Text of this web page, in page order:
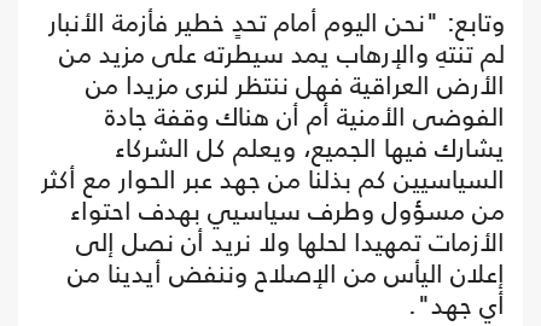
وتابع: "نحن اليوم أمام تحدٍ خطير فأزمة الأنبار
لم تنتهِ والإرهاب يمد سيطرته على مزيد من
الأرض العراقية فهل ننتظر لنرى مزيدا من
الفوضى الأمنية أم أن هناك وقفة جادة
يشارك فيها الجميع، ويعلم كل الشركاء
السياسيين كم بذلنا من جهد عبر الحوار مع أكثر
من مسؤول وطرف سياسيي بهدف احتواء
الأزمات تمهيدا لحلها ولا نريد أن نصل إلى
إعلان اليأس من الإصلاح وننفض أيدينا من
أي جهد".